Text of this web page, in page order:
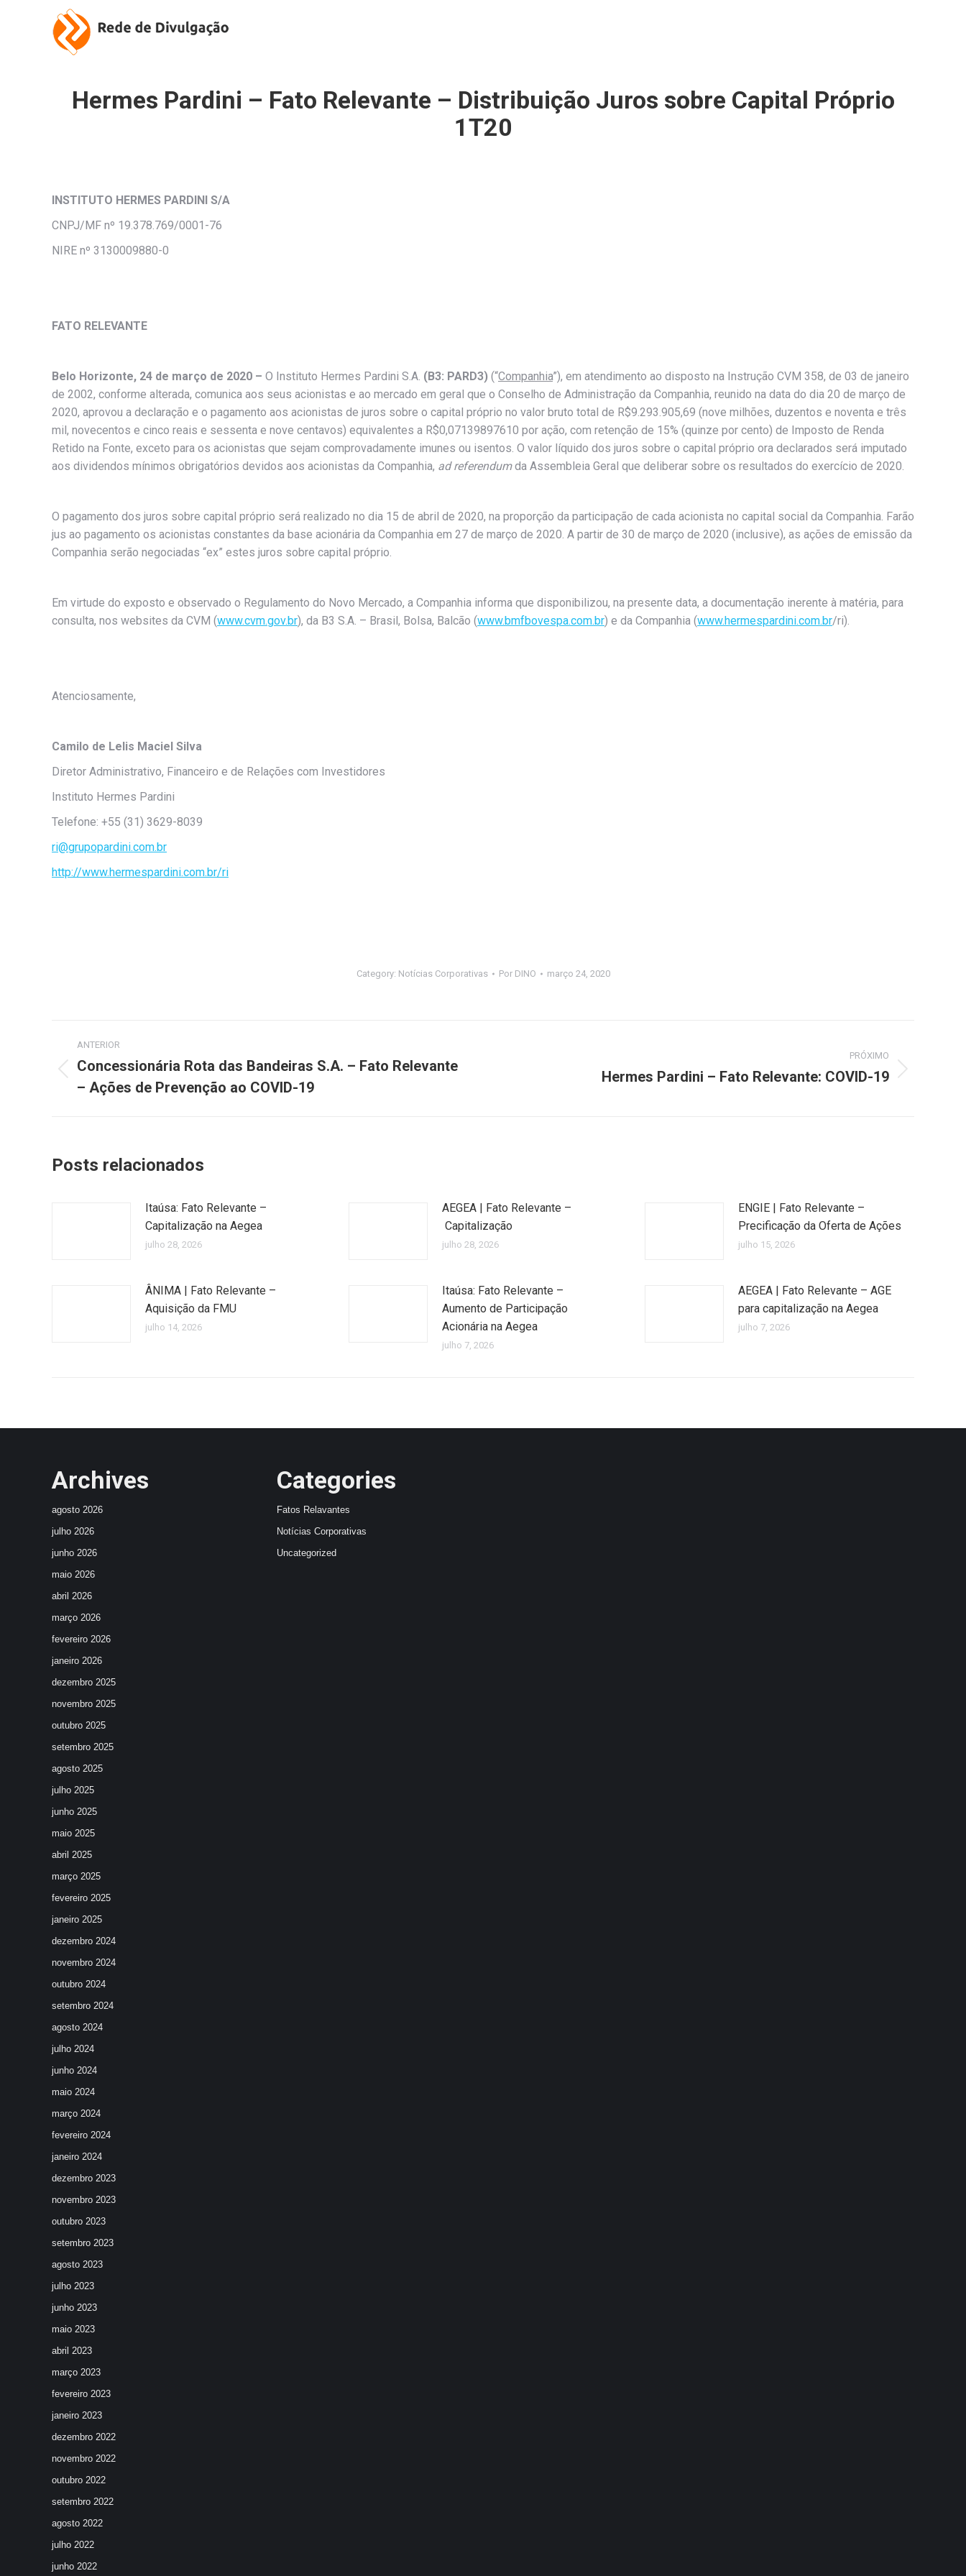
Hermes Pardini – Fato Relevante – Distribuição Juros sobre Capital Próprio
1T20
INSTITUTO HERMES PARDINI S/A
CNPJ/MF nº 19.378.769/0001-76
NIRE nº 3130009880-0
FATO RELEVANTE
Belo Horizonte, 24 de março de 2020 – O Instituto Hermes Pardini S.A. (B3: PARD3) (“Companhia”), em atendimento ao disposto na Instrução CVM 358, de 03 de janeiro
de 2002, conforme alterada, comunica aos seus acionistas e ao mercado em geral que o Conselho de Administração da Companhia, reunido na data do dia 20 de março de
2020, aprovou a declaração e o pagamento aos acionistas de juros sobre o capital próprio no valor bruto total de R$9.293.905,69 (nove milhões, duzentos e noventa e três
mil, novecentos e cinco reais e sessenta e nove centavos) equivalentes a R$0,07139897610 por ação, com retenção de 15% (quinze por cento) de Imposto de Renda
Retido na Fonte, exceto para os acionistas que sejam comprovadamente imunes ou isentos. O valor líquido dos juros sobre o capital próprio ora declarados será imputado
aos dividendos mínimos obrigatórios devidos aos acionistas da Companhia, ad referendumda Assembleia Geral que deliberar sobre os resultados do exercício de 2020.
O pagamento dos juros sobre capital próprio será realizado no dia 15 de abril de 2020, na proporção da participação de cada acionista no capital social da Companhia. Farão
jus ao pagamento os acionistas constantes da base acionária da Companhia em 27 de março de 2020. A partir de 30 de março de 2020 (inclusive), as ações de emissão da
Companhia serão negociadas “ex” estes juros sobre capital próprio.
Em virtude do exposto e observado o Regulamento do Novo Mercado, a Companhia informa que disponibilizou, na presente data, a documentação inerente à matéria, para
consulta, nos websites da CVM (www.cvm.gov.br), da B3 S.A. – Brasil, Bolsa, Balcão (www.bmfbovespa.com.br) e da Companhia (www.hermespardini.com.br/ri).
Atenciosamente,
Camilo de Lelis Maciel Silva
Diretor Administrativo, Financeiro e de Relações com Investidores
Instituto Hermes Pardini
Telefone: +55 (31) 3629-8039
ri@grupopardini.com.br
http://www.hermespardini.com.br/ri
Category: Notícias Corporativas Por DINO março 24, 2020
Navegação
de
post:
ANTERIOR
anterior:
Concessionária Rota das Bandeiras S.A. – Fato Relevante
– Ações de Prevenção ao COVID-19
PRÓXIMO
Hermes Pardini – Fato Relevante: COVID-19
Posts relacionados
Itaúsa: Fato Relevante –
Capitalização na Aegea
julho 28, 2026
AEGEA | Fato Relevante –
Capitalização
julho 28, 2026
ENGIE | Fato Relevante –
Precificação da Oferta de Ações
julho 15, 2026
ÂNIMA | Fato Relevante –
Aquisição da FMU
julho 14, 2026
Itaúsa: Fato Relevante –
Aumento de Participação
Acionária na Aegea
julho 7, 2026
AEGEA | Fato Relevante – AGE
para capitalização na Aegea
julho 7, 2026
Archives
agosto 2026
julho 2026
junho 2026
maio 2026
abril 2026
março 2026
fevereiro 2026
janeiro 2026
dezembro 2025
novembro 2025
outubro 2025
setembro 2025
agosto 2025
julho 2025
junho 2025
maio 2025
abril 2025
março 2025
fevereiro 2025
janeiro 2025
dezembro 2024
novembro 2024
outubro 2024
setembro 2024
agosto 2024
julho 2024
junho 2024
maio 2024
março 2024
fevereiro 2024
janeiro 2024
dezembro 2023
novembro 2023
outubro 2023
setembro 2023
agosto 2023
julho 2023
junho 2023
maio 2023
abril 2023
março 2023
fevereiro 2023
janeiro 2023
dezembro 2022
novembro 2022
outubro 2022
setembro 2022
agosto 2022
julho 2022
junho 2022
Categories
Fatos Relavantes
Notícias Corporativas
Uncategorized